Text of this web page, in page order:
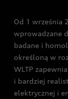
Audi exclusive
Od 1 września
wprowadzane
badane i
określoną w
WLTP
i bardziej
elektrycznej i